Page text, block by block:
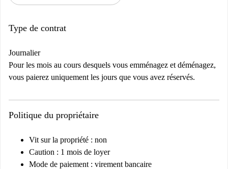
Type de contrat
Journalier
Pour les mois au cours desquels vous emménagez et déménagez,
vous paierez uniquement les jours que vous avez réservés.
Politique du propriétaire
Vit sur la propriété : non
Caution : 1 mois de loyer
Mode de paiement : virement bancaire